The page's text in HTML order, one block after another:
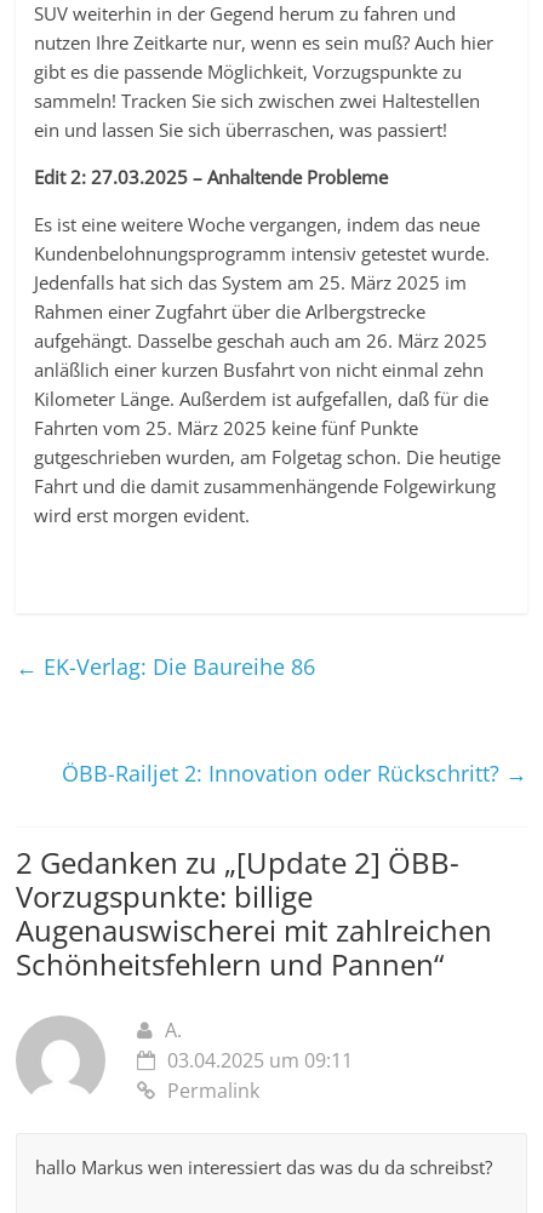
SUV weiterhin in der Gegend herum zu fahren und
nutzen Ihre Zeitkarte nur, wenn es sein muß? Auch hier
gibt es die passende Möglichkeit, Vorzugspunkte zu
sammeln! Tracken Sie sich zwischen zwei Haltestellen
ein und lassen Sie sich überraschen, was passiert!
Edit 2: 27.03.2025 – Anhaltende Probleme
Es ist eine weitere Woche vergangen, indem das neue
Kundenbelohnungsprogramm intensiv getestet wurde.
Jedenfalls hat sich das System am 25. März 2025 im
Rahmen einer Zugfahrt über die Arlbergstrecke
aufgehängt. Dasselbe geschah auch am 26. März 2025
anläßlich einer kurzen Busfahrt von nicht einmal zehn
Kilometer Länge. Außerdem ist aufgefallen, daß für die
Fahrten vom 25. März 2025 keine fünf Punkte
gutgeschrieben wurden, am Folgetag schon. Die heutige
Fahrt und die damit zusammenhängende Folgewirkung
wird erst morgen evident.
← EK-Verlag: Die Baureihe 86
ÖBB-Railjet 2: Innovation oder Rückschritt? →
2 Gedanken zu „[Update 2] ÖBB-
Vorzugspunkte: billige
Augenauswischerei mit zahlreichen
Schönheitsfehlern und Pannen“
A.
03.04.2025 um 09:11
Permalink
hallo Markus wen interessiert das was du da schreibst?